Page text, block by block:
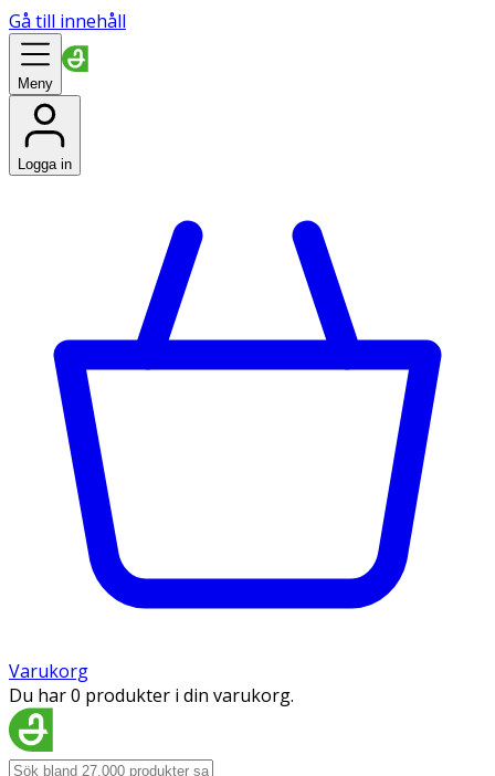
Gå till innehåll
Meny
Logga in
Varukorg
Du har 0 produkter i din varukorg.